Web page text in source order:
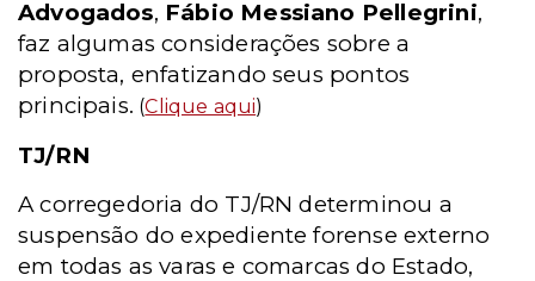
Advogados, Fábio Messiano Pellegrini,
faz algumas considerações sobre a
proposta, enfatizando seus pontos
principais. (Clique aqui)
TJ/RN
A corregedoria do TJ/RN determinou a
suspensão do expediente forense externo
em todas as varas e comarcas do Estado,